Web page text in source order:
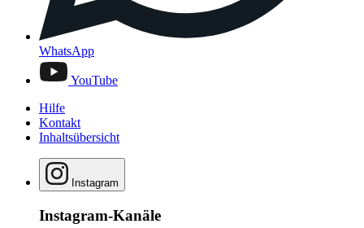
WhatsApp
YouTube
Hilfe
Kontakt
Inhaltsübersicht
Instagram
Instagram-Kanäle